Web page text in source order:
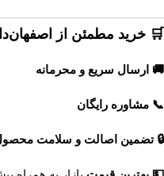
🛒 خرید مطمئن از
🚚 ارسال سریع و محرمانه
📞 مشاوره رایگان
🔒 تضمین اصالت و سلامت